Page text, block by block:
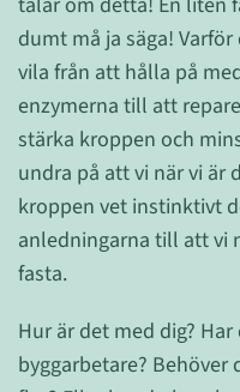
dumt må ja säga!
vila från att hålla på
enzymerna till att
stärka kroppen och
undra på att vi när vi är
kroppen vet instinktivt
anledningarna till att vi
fasta.
Hur är det med dig?
byggarbetare?